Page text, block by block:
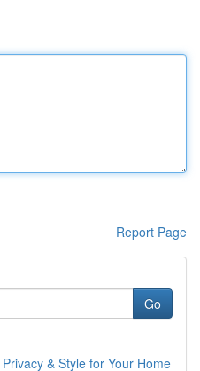
Report Page
Go
& Style for Your Home